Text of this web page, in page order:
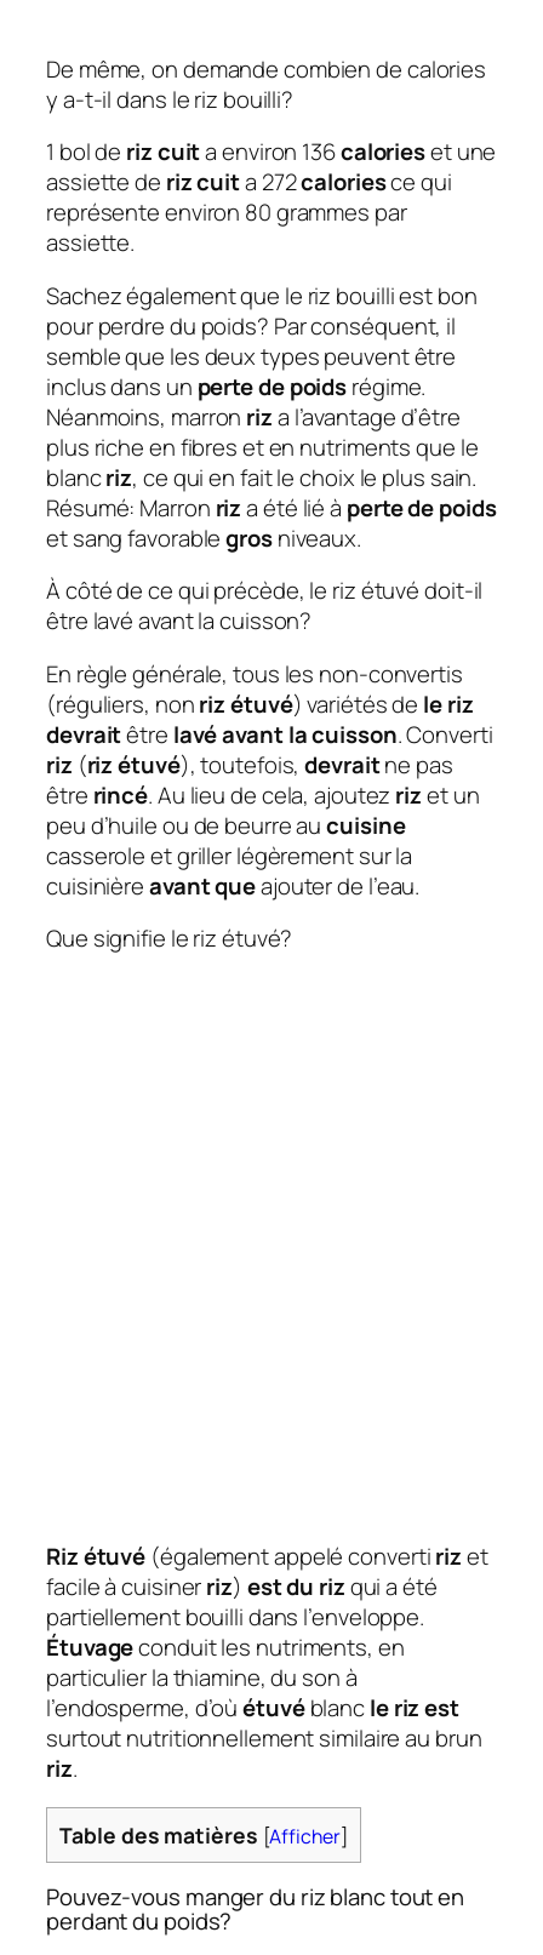
De même, on demande combien de calories
y a-t-il dans le riz bouilli?
1 bol de riz cuita environ 136calorieset une
assiette de riz cuita 272caloriesce qui
représente environ 80 grammes par
assiette.
Sachez également que le riz bouilli est bon
pour perdre du poids? Par conséquent, il
semble que les deux types peuvent être
inclus dans un perte de poidsrégime.
Néanmoins, marron riza l’avantage d’être
plus riche en fibres et en nutriments que le
blancriz, ce qui en fait le choix le plus sain.
Résumé: Marron riza été lié à perte de poids
et sang favorablegrosniveaux.
À côté de ce qui précède, le riz étuvé doit-il
être lavé avant la cuisson?
En règle générale, tous les non-convertis
(réguliers, nonriz étuvé) variétés de le riz
devraitêtre lavé avant la cuisson. Converti
riz (riz étuvé), toutefois,devraitne pas
être rincé. Au lieu de cela, ajoutez rizet un
peu d’huile ou de beurre aucuisine
casserole et griller légèrement sur la
cuisinièreavant queajouter de l’eau.
Que signifie le riz étuvé?
Riz étuvé (également appelé convertirizet
facile à cuisinerriz) est du rizqui a été
partiellement bouilli dans l’enveloppe.
Étuvageconduit les nutriments, en
particulier la thiamine, du son à
l’endosperme, d’oùétuvéblancle riz est
surtout nutritionnellement similaire au brun
riz.
Table des matières [Afficher]
Pouvez-vous manger du riz blanc tout en
perdant du poids?